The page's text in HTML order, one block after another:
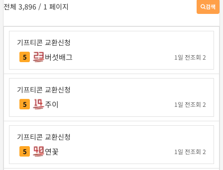
전체 3,896 / 1 페이지 검색
게
판
검
기프티콘 교환신청
5 버섯배그 1일 전조회 2
기프티콘 교환신청
5 주이 1일 전조회 2
기프티콘 교환신청
5 연꽃 1일 전조회 2